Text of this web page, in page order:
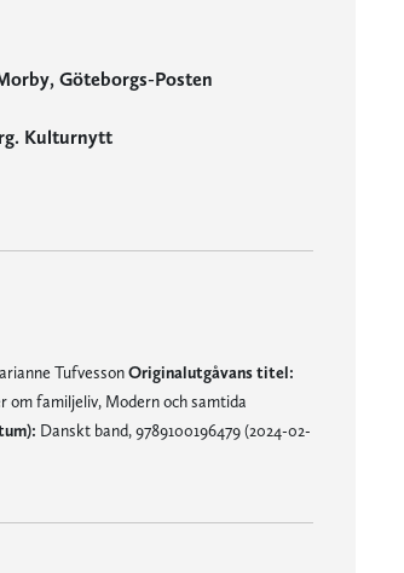
Göteborgs-Posten
Kulturnytt
TufvessonOriginalutgåvans titel:
om familjeliv, Modern och samtida
Danskt band, 9789100196479 (2024-02-